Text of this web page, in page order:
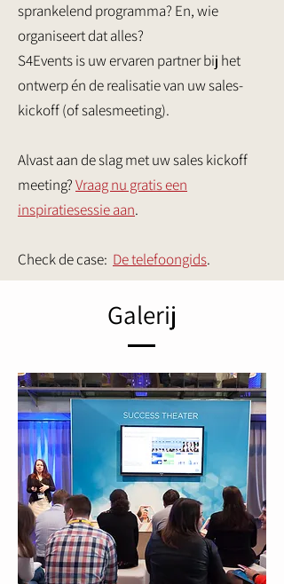
sprankelend programma? En, wie
organiseert dat alles?
S4Events is uw ervaren partner bij het
ontwerp én de realisatie van uw sales-
kickoff (of salesmeeting).
Alvast aan de slag met uw sales kickoff
meeting?Vraag nu gratis een
inspiratiesessie aan.
Check de case: De telefoongids.
Galerij